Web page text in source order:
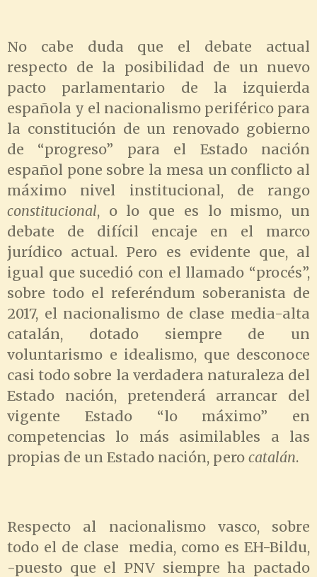
No cabe duda que el debate actual
respecto de la posibilidad de un nuevo
pacto parlamentario de la izquierda
española y el nacionalismo periférico para
la constitución de un renovado gobierno
de “progreso” para el Estado nación
español pone sobre la mesa un conflicto al
máximo nivel institucional, de rango
constitucional, o lo que es lo mismo, un
debate de difícil encaje en el marco
jurídico actual. Pero es evidente que, al
igual que sucedió con el llamado “procés”,
sobre todo el referéndum soberanista de
2017, el nacionalismo de clase media-alta
catalán, dotado siempre de un
voluntarismo e idealismo, que desconoce
casi todo sobre la verdadera naturaleza del
Estado nación, pretenderá arrancar del
vigente Estado “lo máximo” en
competencias lo más asimilables a las
propias de un Estado nación, pero catalán.
Respecto al nacionalismo vasco, sobre
todo el de clase media, como es EH-Bildu,
-puesto que el PNV siempre ha pactado